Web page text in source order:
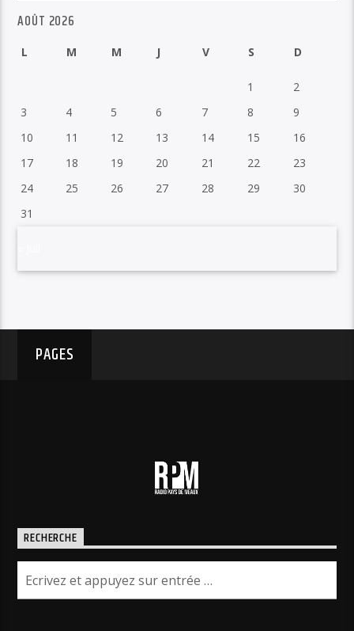
AOÛT 2026
L M M J V S D
1
2
3
4 5 6 7 8
9
10
11 12 13 14 15
16
17
18 19 20 21 22
23
24
25 26 27 28 29
30
31
PAGES
RECHERCHE